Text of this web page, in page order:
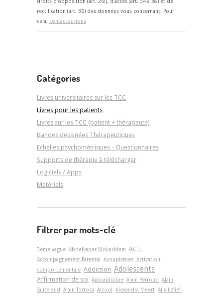
rectification (art. 36) des données vous concernant. Pour
cela, contactez-nous
Catégories
Livres universitaires sur les TCC
Livres pour les patients
Livres sur les TCC (patient + thérapeute)
Bandes dessinées Thérapeutiques
Echelles psychométriques - Questionnaires
Supports de thérapie à télécharger
Logiciels / Apps
Matériels
Filtrer par mots-clé
3ème vague Abdelkader Mokeddem ACT.
Accompagnement Parental Acouphènes Activation
comportementale Addiction Adolescents
Affirmation de soi Agoraphobie Alain Perroud
Alain
Sauteraud
Alain Tortosa Alcool Alexandra Meert Alix Lefief-